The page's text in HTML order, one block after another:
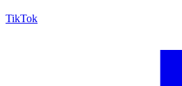
TikTok